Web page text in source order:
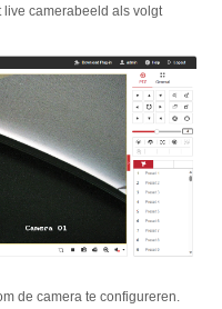
camerabeeld als volgt
de camera te configureren.